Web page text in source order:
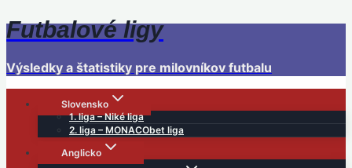
Skip
to
Futbalové ligy
Výsledky a štatistiky pre milovníkov futbalu
Slovensko
1. liga – Niké liga
2. liga – MONACObet liga
Anglicko